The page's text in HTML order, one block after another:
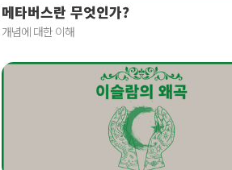
메타버스란 무엇인가?
개념에 대한 이해